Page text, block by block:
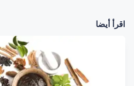
اقرأ أيضا